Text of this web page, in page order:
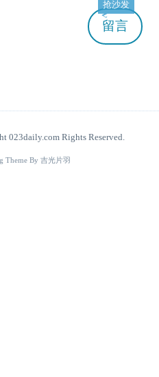
留言
抢沙发
023daily.com Rights Reserved.
Theme By 吉光片羽